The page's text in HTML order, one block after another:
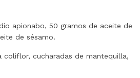
apionabo, 50 gramos de aceite de
de sésamo.
coliflor, cucharadas de mantequilla,